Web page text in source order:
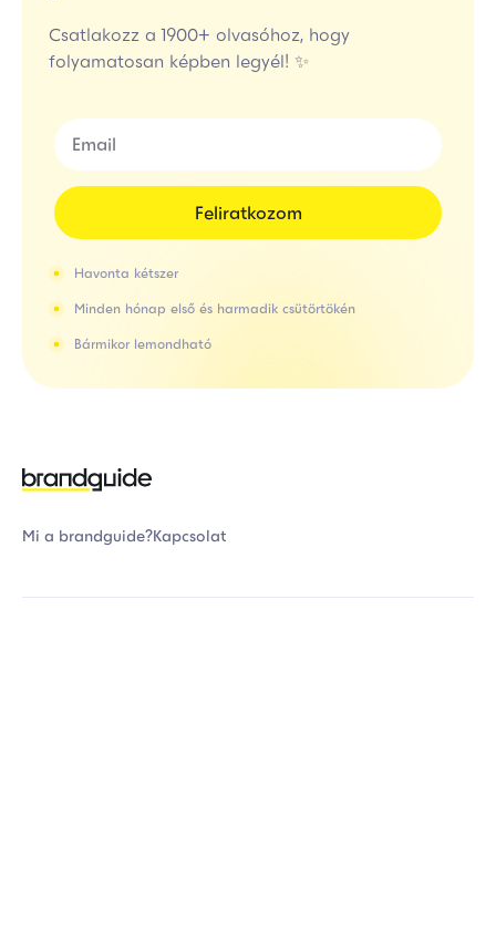
Csatlakozz a 1900+ olvasóhoz, hogy
folyamatosan képben legyél! ✨
Feliratkozom
Havonta kétszer
Minden hónap első és harmadik csütörtökén
Bármikor lemondható
Mi a brandguide?Kapcsolat